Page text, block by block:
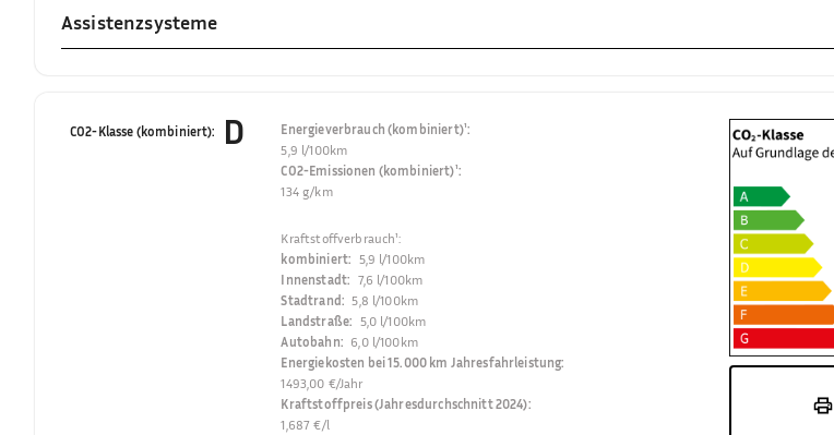
Assistenzsysteme
CO2-Klasse (kombiniert): D Energieverbrauch (kombiniert)¹:
5,9 l/100km
CO2-Emissionen (kombiniert)¹:
134 g/km
Kraftstoffverbrauch¹:
kombiniert: 5,9 l/100km
Innenstadt: 7,6 l/100km
Stadtrand:5,8 l/100km
Landstraße: 5,0 l/100km
Autobahn: 6,0 l/100km
Energiekosten bei 15.000 km Jahresfahrleistung:
1493,00 €/Jahr
Kraftstoffpreis (Jahresdurchschnitt 2024):
1,687 €/l